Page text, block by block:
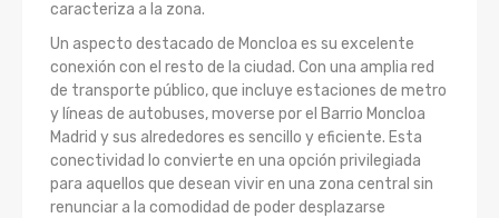
caracteriza a la zona.
Un aspecto destacado de Moncloa es su excelente
conexión con el resto de la ciudad. Con una amplia red
de transporte público, que incluye estaciones de metro
y líneas de autobuses, moverse por el Barrio Moncloa
Madrid y sus alrededores es sencillo y eficiente. Esta
conectividad lo convierte en una opción privilegiada
para aquellos que desean vivir en una zona central sin
renunciar a la comodidad de poder desplazarse